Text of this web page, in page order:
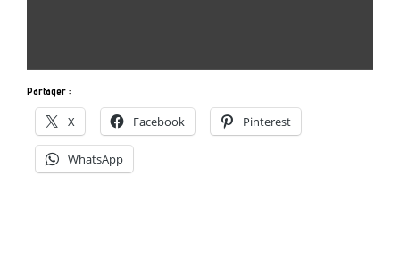
Partager :
X Facebook Pinterest
WhatsApp